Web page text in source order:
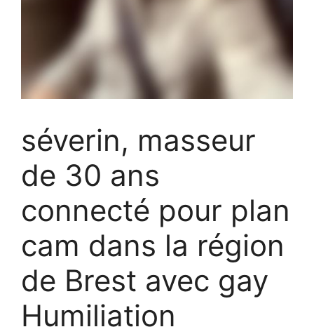
séverin, masseur
de 30 ans
connecté pour plan
cam dans la région
de Brest avec gay
Humiliation